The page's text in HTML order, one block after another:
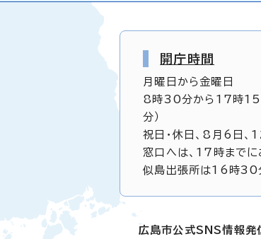
開庁時間
月曜日から金曜日
8時30分から17時15
分）
祝日・休日、8月6日
窓口へは、17時までに
似島出張所は16時30
広島市公式SNS情報発